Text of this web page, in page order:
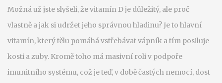
Možná už jste slyšeli, že vitamín D je důležitý, ale proč
vlastně a jak si udržet jeho správnou hladinu? Je to hlavní
vitamín, který tělu pomáhá vstřebávat vápník a tím posiluje
kosti a zuby. Kromě toho má masivní roli v podpoře
imunitního systému, což je teď, v době častých nemocí, dost